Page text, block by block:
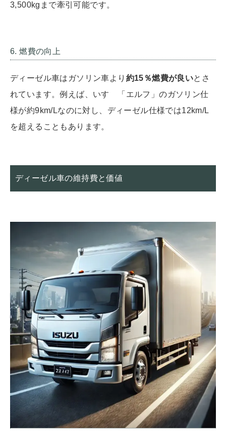
3,500kgまで牽引可能です。
6. 燃費の向上
ディーゼル車はガソリン車より 約15％燃費が良いとさ
れています。例えば、いすゞ「エルフ」のガソリン仕
様が約9km/Lなのに対し、ディーゼル仕様では12km/L
を超えることもあります。
ディーゼル車の維持費と価値